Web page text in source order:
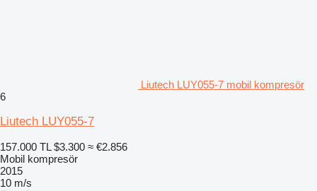
Liutech LUY055-7 mobil kompresör
6
Liutech LUY055-7
157.000 TL $3.300 ≈ €2.856
Mobil kompresör
2015
10 m/s